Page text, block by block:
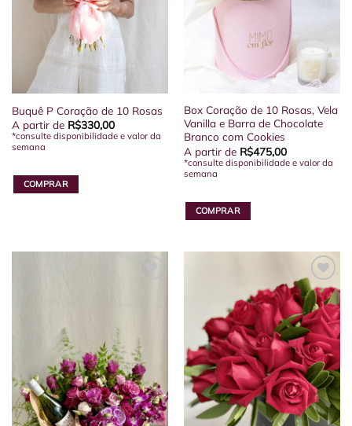
Buquê P Coração de 10 Rosas
A partir de R$330,00
*consulte disponibilidade e valor da
semana
COMPRAR
Box Coração de 10 Rosas, Vela
Vanilla e Barra de Chocolate
Branco com Cookies
A partir de R$475,00
*consulte disponibilidade e valor da
semana
COMPRAR